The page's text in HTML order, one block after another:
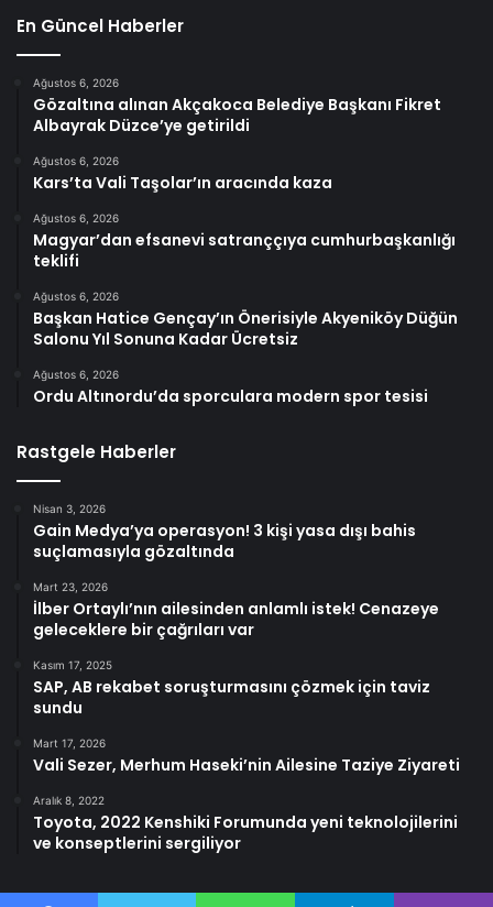
En Güncel Haberler
Ağustos 6, 2026
Gözaltına alınan Akçakoca Belediye Başkanı Fikret
Albayrak Düzce’ye getirildi
Ağustos 6, 2026
Kars’ta Vali Taşolar’ın aracında kaza
Ağustos 6, 2026
Magyar’dan efsanevi satranççıya cumhurbaşkanlığı
teklifi
Ağustos 6, 2026
Başkan Hatice Gençay’ın Önerisiyle Akyeniköy Düğün
Salonu Yıl Sonuna Kadar Ücretsiz
Ağustos 6, 2026
Ordu Altınordu’da sporculara modern spor tesisi
Rastgele Haberler
Nisan 3, 2026
Gain Medya’ya operasyon! 3 kişi yasa dışı bahis
suçlamasıyla gözaltında
Mart 23, 2026
İlber Ortaylı’nın ailesinden anlamlı istek! Cenazeye
geleceklere bir çağrıları var
Kasım 17, 2025
SAP, AB rekabet soruşturmasını çözmek için taviz
sundu
Mart 17, 2026
Vali Sezer, Merhum Haseki’nin Ailesine Taziye Ziyareti
Aralık 8, 2022
Toyota, 2022 Kenshiki Forumunda yeni teknolojilerini
ve konseptlerini sergiliyor